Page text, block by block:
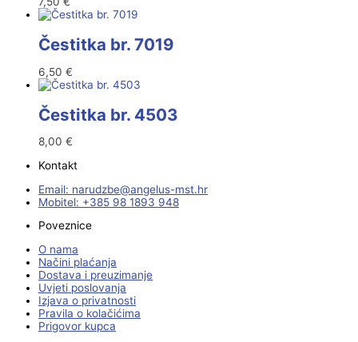
Čestitka br. 7019
6,50 €
Čestitka br. 4503
8,00 €
Kontakt
Email:
rh.tsm-sulegna
@ebzduran
Mobitel: +385 98 1893 948
Poveznice
O nama
Načini plaćanja
Dostava i preuzimanje
Uvjeti poslovanja
Izjava o privatnosti
Pravila o kolačićima
Prigovor kupca